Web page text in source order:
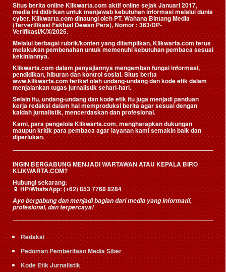
Situs berita online Klikwarta.com aktif online sejak Januari 2017,
media ini didirikan untuk menjawab kebutuhan informasi melalui dunia
cyber. Klikwarta.com dinaungi oleh PT. Wahana Bintang Media
(Terverifikasi Faktual Dewan Pers), Nomor : 363/DP-
Verifikasi/K/X/2025.
Melalui berbagai rubrik/konten yang ditampilkan, Klikwarta.com terus
melakukan pembenahan untuk memenuhi kebutuhan pembaca sesuai
kekiniannya.
Klikwarta.com dalam penyajiannya mengemban fungsi informasi,
pendidikan, hiburan dan kontrol sosial. Situs berita
www.klikwarta.com terikat oleh undang-undang dan kode etik dalam
menjalankan tugas jurnalistik sehari-hari.
Selain itu, undang-undang dan kode etik itu juga menjadi panduan
kerja redaksi dalam hal memproduksi berita agar sesuai dengan
kaidah jurnalistik, mencerdaskan dan profesional.
Kami, para pengelola Klikwarta.com, mengharapkan dukungan
maupun kritik para pembaca agar layanan kami semakin baik dan
diperlukan.
INGIN BERGABUNG MENJADI WARTAWAN ATAU KEPALA BIRO
KLIKWARTA.COM?
Hubungi sekarang:
📱HP/WhatsApp:(+62) 853 7768 8284
Ayo bergabung dan menjadi bagian dari media yang informatif,
profesional, dan terpercaya!
Redaksi
Pedoman Pemberitaan Media Siber
Kode Etik Jurnalistik